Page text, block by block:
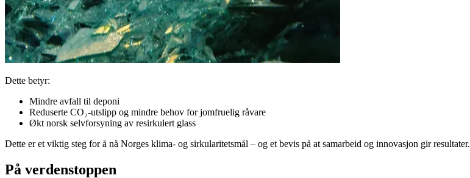
Dette betyr:
Mindre avfall til deponi
Reduserte CO₂-utslipp og mindre behov for jomfruelig råvare
Økt norsk selvforsyning av resirkulert glass
Dette er et viktig steg for å nå Norges klima- og sirkularitetsmål – og et bevis på at samarbeid og innovasjon gir resultater.
På verdenstoppen